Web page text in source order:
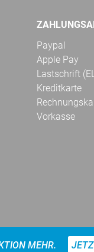
Paypal
Apple Pay
Lastschrift
Kreditkarte
Vorkasse
MEHR.